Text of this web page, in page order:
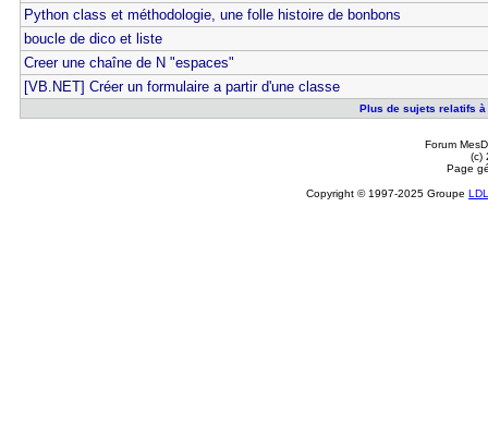
Python class et méthodologie, une folle histoire de bonbons
boucle de dico et liste
Creer une chaîne de N "espaces"
[VB.NET] Créer un formulaire a partir d'une classe
Plus de sujets relatifs
Forum
(c)
Page
Copyright © 1997-2025 Groupe